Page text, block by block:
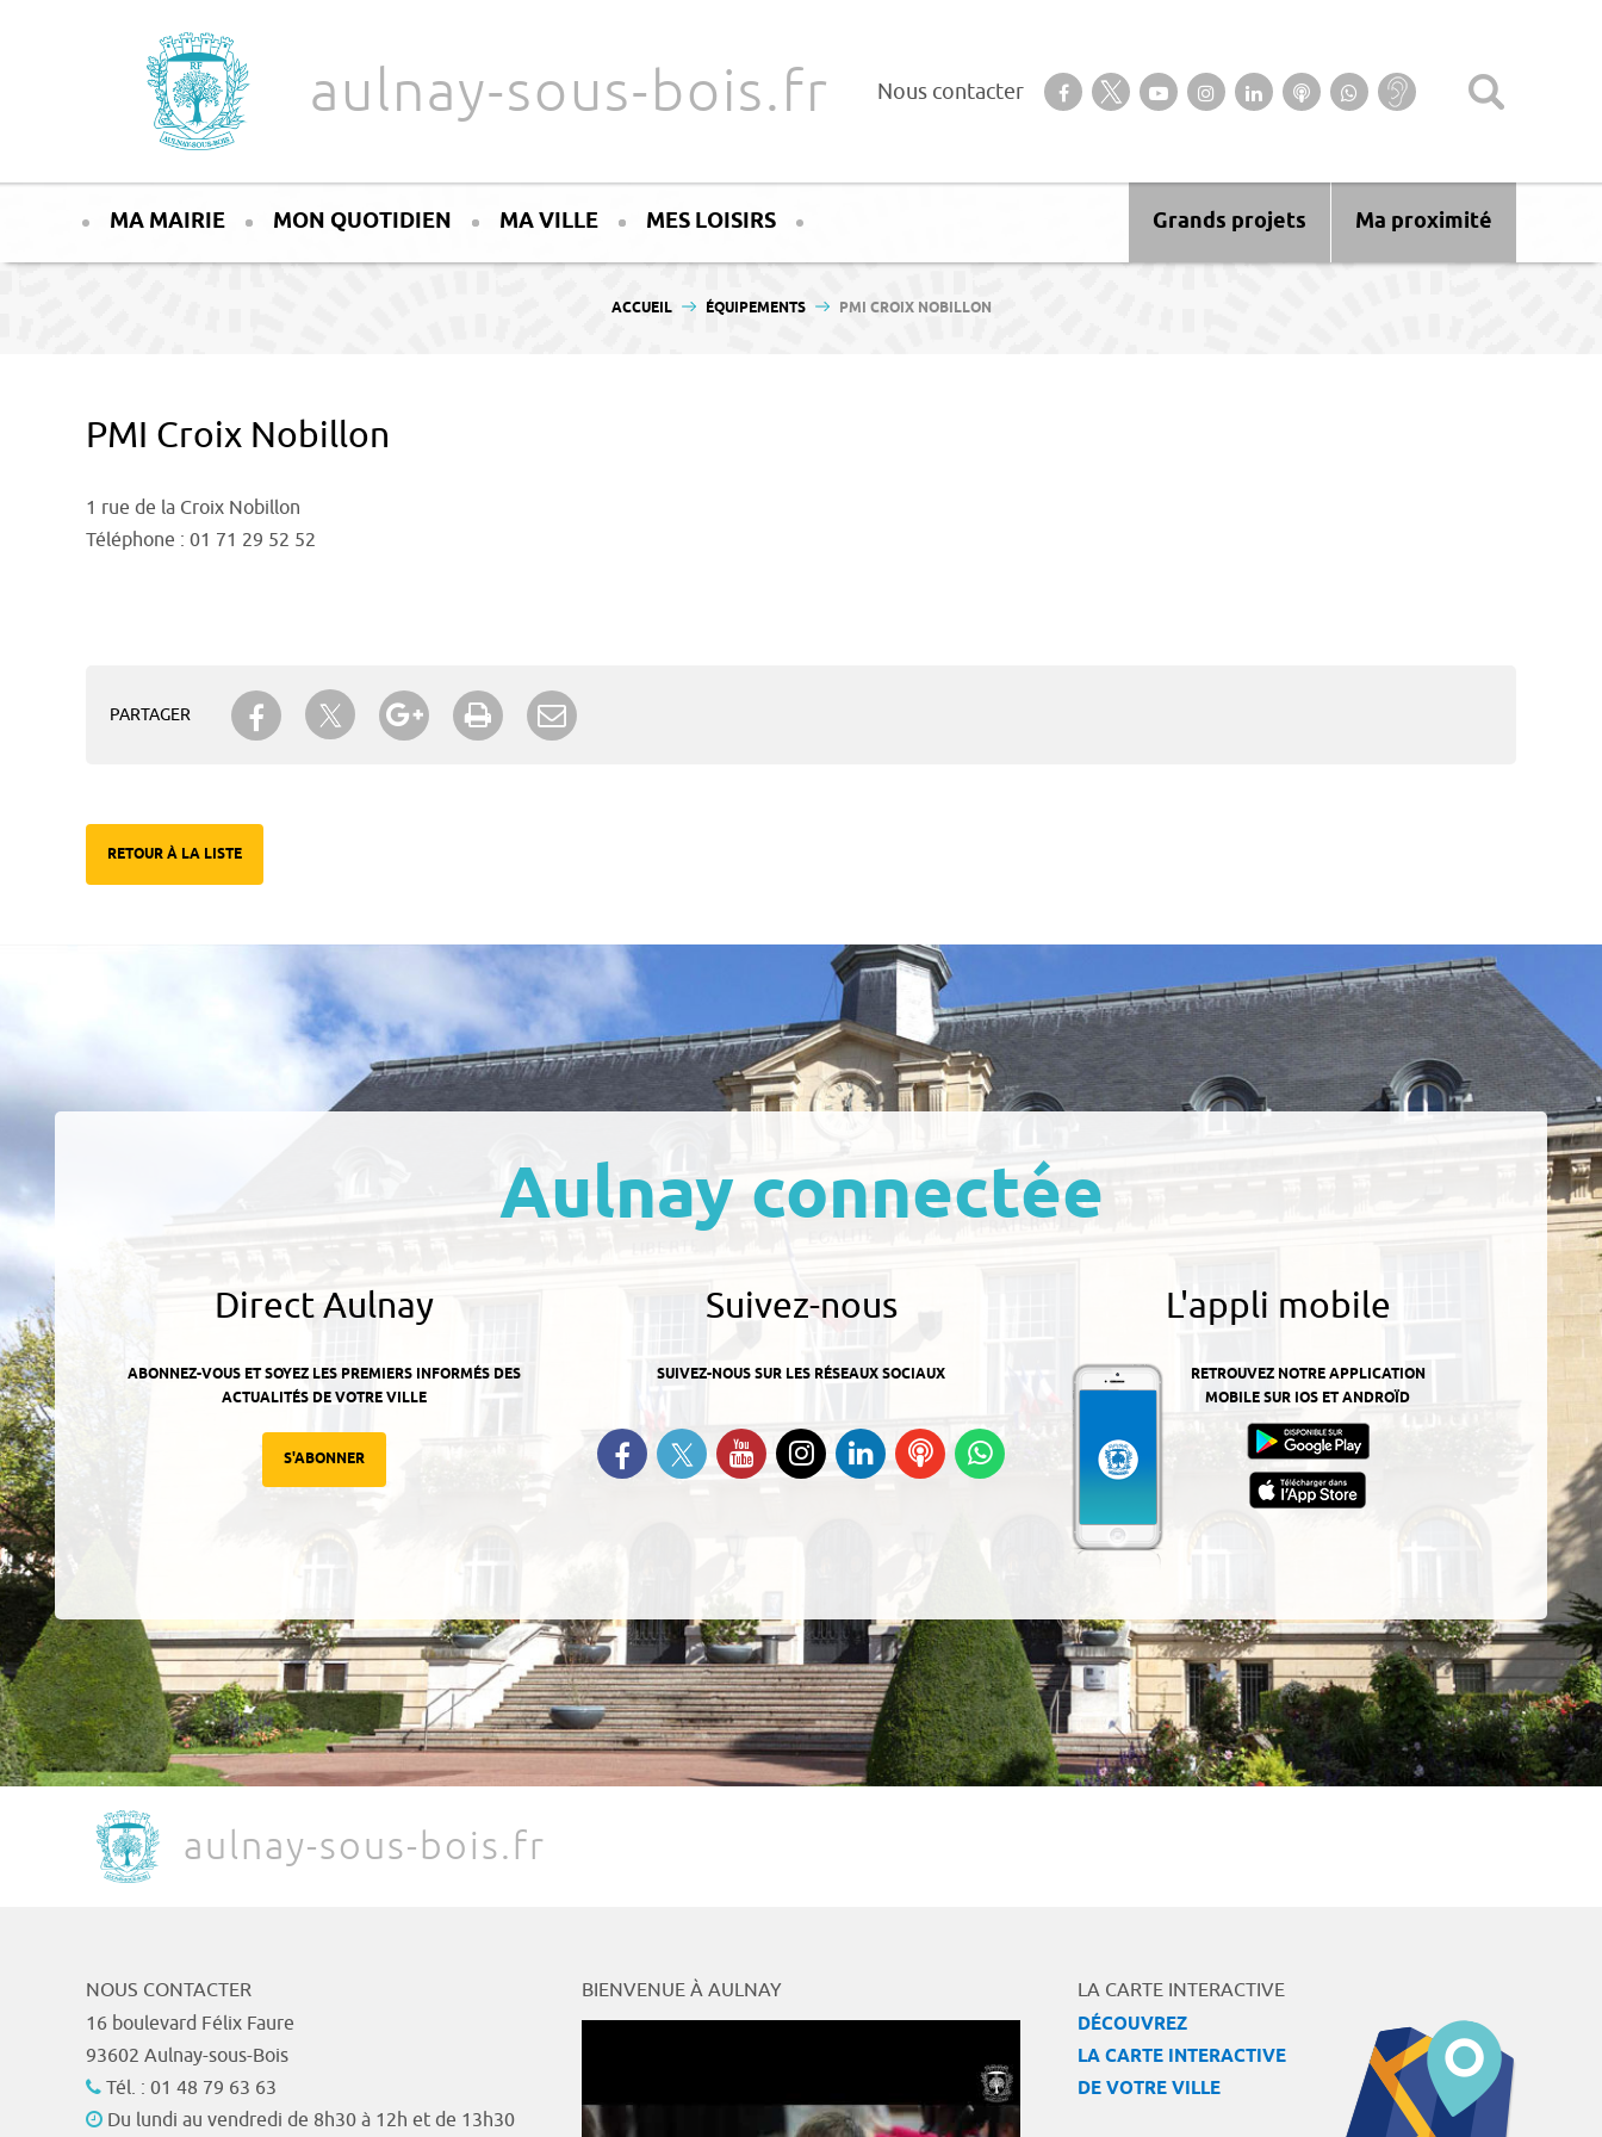
aulnay-sous-bois.fr Nous contacter Suivez-nous sur notre page Facebook
Suivez-nous sur Twitter
Suivez-nous sur YouTube
Suivez-nous sur Instagram
Retrouvez-nous sur Linkedin
Ecoutez nos Podcasts
Suivez-nous sur
WhatsApp
Baisse
d’audition ?
MA MAIRIE MON QUOTIDIEN MA VILLE MES LOISIRS Ma proximité
Grands projets
VOUS ÊTES ICI :
ACCUEIL ÉQUIPEMENTS PMI CROIX NOBILLON
PMI Croix Nobillon
1 rue de la Croix Nobillon
Téléphone : 01 71 29 52 52
PARTAGER
Partager sur Facebook
Partager sur TwitterPartager sur Google+
Imprimer
RETOUR À LA LISTE
Aulnay connectée
Direct Aulnay
ABONNEZ-VOUS ET SOYEZ LES PREMIERS INFORMÉS DES
ACTUALITÉS DE VOTRE VILLE
S'ABONNER
Suivez-nous
SUIVEZ-NOUS SUR LES RÉSEAUX SOCIAUX
Retrouvez-nous sur Facebook
Suivez-nous sur Twitter
Suivez-nous sur YouTube
Suivez-nous sur
Instagram
Retrouvez-nous
sur Linkedin
Ecoutez
nos
L'appli mobile
RETROUVEZ NOTRE APPLICATION
MOBILE SUR IOS ET ANDROÏD
aulnay-sous-bois.fr
NOUS CONTACTER
16 boulevard Félix Faure
93602 Aulnay-sous-Bois
Tél. : 01 48 79 63 63
Du lundi au vendredi de 8h30 à 12h et de 13h30
BIENVENUE À AULNAY
LA CARTE INTERACTIVE
DÉCOUVREZ
LA CARTE INTERACTIVE
DE VOTRE VILLE